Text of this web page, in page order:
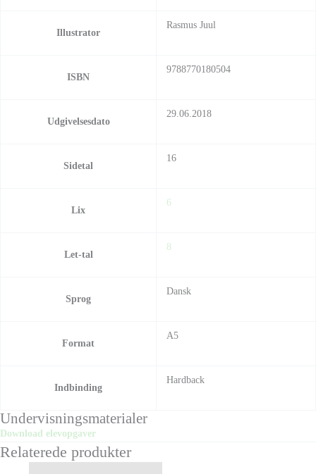
Illustrator
Rasmus Juul
ISBN
9788770180504
Udgivelsesdato
29.06.2018
Sidetal
16
Lix
6
Let-tal
8
Sprog
Dansk
Format
A5
Indbinding
Hardback
Undervisningsmaterialer
Download elevopgaver
Relaterede produkter